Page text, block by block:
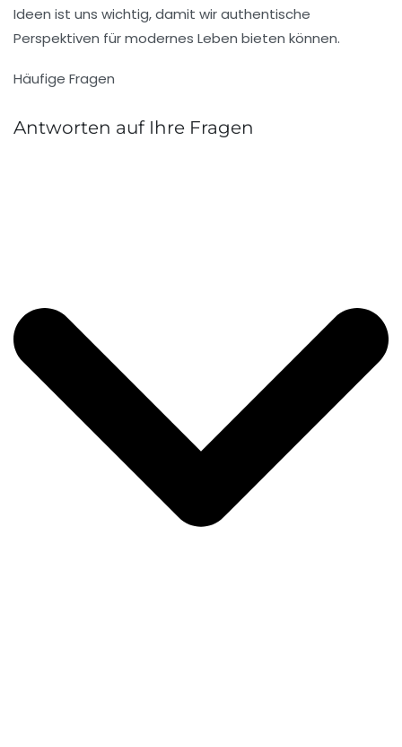
Ideen ist uns wichtig, damit wir authentische
Perspektiven für modernes Leben bieten können.
Häufige Fragen
Antworten auf Ihre Fragen